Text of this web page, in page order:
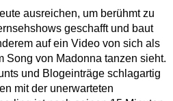
ausreichen, um berühmt zu
geschafft und baut
auf ein Video von sich als
Song von Madonna tanzen sieht.
und Blogeinträge schlagartig
mit der unerwarteten